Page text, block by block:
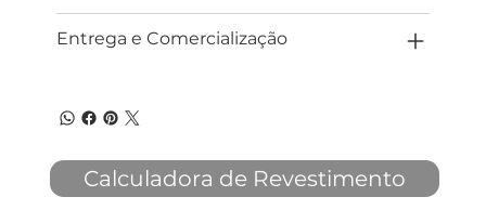
Entrega e Comercialização
Calculadora de Revestimento